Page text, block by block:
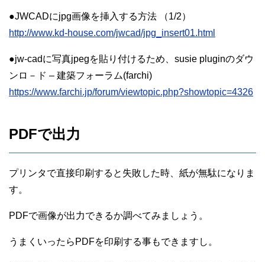
●JWCADにjpg画像を挿入する方法 （1/2）
http://www.kd-house.com/jwcad/jpg_insert01.html
●jw-cadに写真jpegを貼り付けるため、susie pluginのダウ
ンロ－ド – 建築フォーラム(farchi)
https://www.farchi.jp/forum/viewtopic.php?showtopic=4326
PDFで出力
プリンタで直接印刷すると失敗した時、紙が無駄になりま
す。
PDFで画像が出力できるか調べてみましょう。
うまくいったらPDFを印刷する事もできますし。